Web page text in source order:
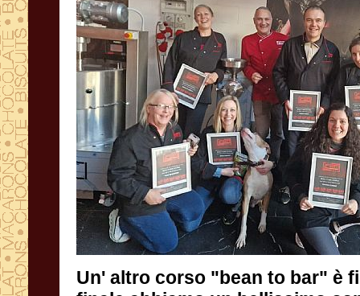
Un' altro corso "bean to bar" è
finale abbiamo un bellissimo
una corsista. Grazie a tutti i
prepariamo per